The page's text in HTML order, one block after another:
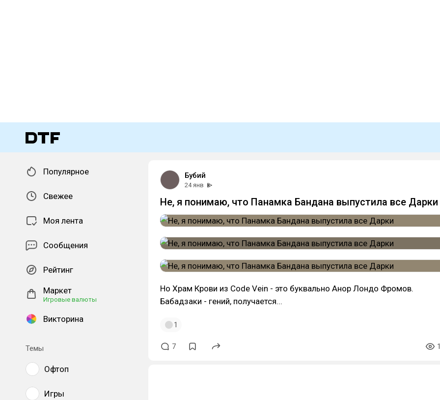
Популярное
Свежее
Моя лента
Сообщения
Рейтинг
Маркет
Игровые валюты
Викторина
Темы
Офтоп
Игры
Бубий
24 янв
Не, я понимаю, что Панамка Бандана выпустила все Дарки
Но Храм Крови из Code Vein - это буквально Анор Лондо Фромов.
Бабадзаки - гений, получается...
1
7